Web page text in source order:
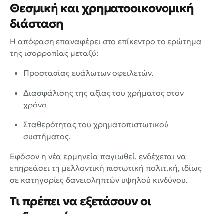
Θεσμική και χρηματοοικονομική
διάσταση
Η απόφαση επαναφέρει στο επίκεντρο το ερώτημα
της ισορροπίας μεταξύ:
Προστασίας ευάλωτων οφειλετών.
Διασφάλισης της αξίας του χρήματος στον
χρόνο.
Σταθερότητας του χρηματοπιστωτικού
συστήματος.
Εφόσον η νέα ερμηνεία παγιωθεί, ενδέχεται να
επηρεάσει τη μελλοντική πιστωτική πολιτική, ιδίως
σε κατηγορίες δανειοληπτών υψηλού κινδύνου.
Τι πρέπει να εξετάσουν οι